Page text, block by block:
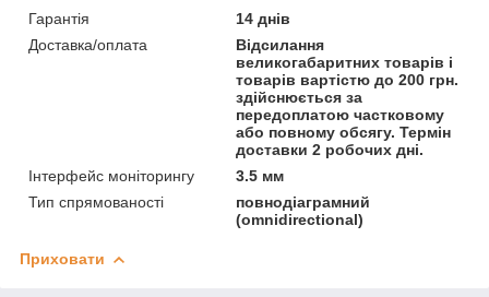
Гарантія
14 днів
Доставка/оплата
Відсилання
великогабаритних товарів і
товарів вартістю до 200 грн.
здійснюється за
передоплатою частковому
або повному обсягу. Термін
доставки 2 робочих дні.
Інтерфейс моніторингу
3.5 мм
Тип спрямованості
повнодіаграмний
(omnidirectional)
Приховати